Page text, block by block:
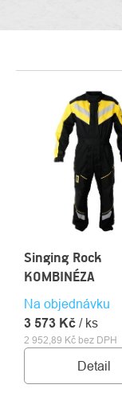
PRODUKTŮ
Singing Rock
KOMBINÉZA
Na objednávku
2 952,89 Kč bez DPH
3 573 Kč / ks
Detail